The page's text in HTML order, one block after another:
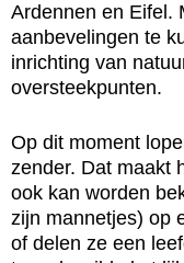
Ardennen en Eifel.
aanbevelingen te
inrichting van
oversteekpunten.
Op dit moment
zender. Dat maakt
ook kan worden
zijn mannetjes) op
of delen ze een